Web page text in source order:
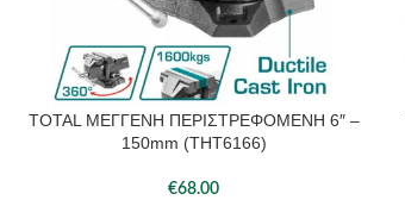
TOTAL ΜΕΓΓΕΝΗ ΠΕΡΙΣΤΡΕΦΟΜΕΝΗ 6″ –
150mm (THT6166)
€68.00